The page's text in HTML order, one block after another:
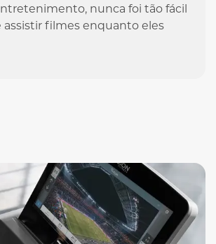
nunca foi tão fácil
assistir filmes enquanto eles